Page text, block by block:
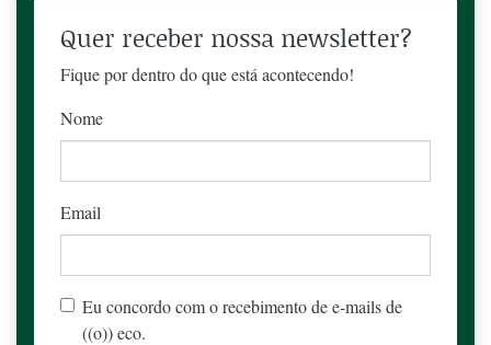
Quer receber nossa newsletter?
Fique por dentro do que está acontecendo!
Nome
Email
Eu concordo com o recebimento de e-mails de
((o)) eco.